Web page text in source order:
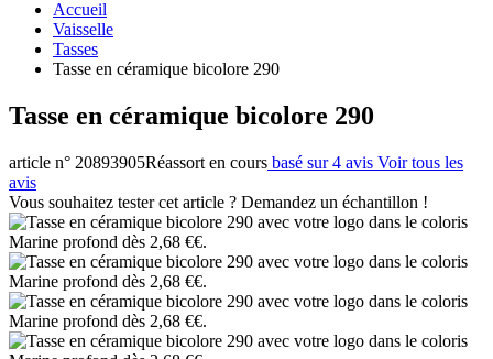
Accueil
Vaisselle
Tasses
Tasse en céramique bicolore 290
Tasse en céramique bicolore 290
article n° 20893905Réassort en cours basé sur 4 avis Voir tous les
avis
Vous souhaitez tester cet article ? Demandez un échantillon !